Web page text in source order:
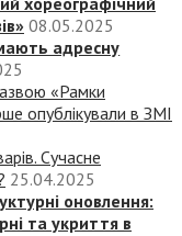
08.05.2025
адресну
«‎Рамки
опублікували в ЗМІ
Сучасне
25.04.2025
оновлення:
та укриття в